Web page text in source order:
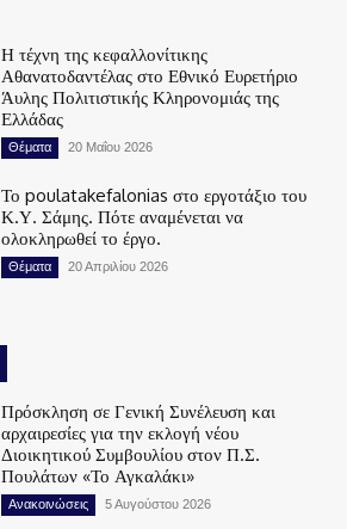
Η τέχνη της κεφαλλονίτικης
Αθανατοδαντέλας στο Εθνικό Ευρετήριο
Άυλης Πολιτιστικής Κληρονομιάς της
Ελλάδας
Θέματα 20 Μαΐου 2026
Το poulatakefalonias στο εργοτάξιο του
Κ.Υ. Σάμης. Πότε αναμένεται να
ολοκληρωθεί το έργο.
Θέματα 20 Απριλίου 2026
Πρόσκληση σε Γενική Συνέλευση και
αρχαιρεσίες για την εκλογή νέου
Διοικητικού Συμβουλίου στον Π.Σ.
Πουλάτων «Το Αγκαλάκι»
Ανακοινώσεις 5 Αυγούστου 2026